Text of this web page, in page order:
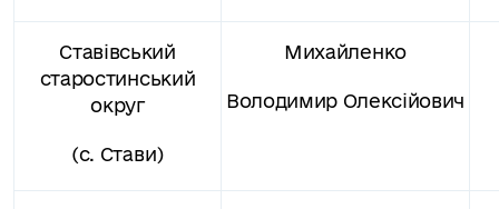
Ставівський
старостинський
округ
(с. Стави)
Михайленко
Володимир Олексійович